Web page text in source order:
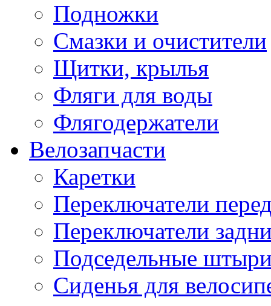
Подножки
Смазки и очистители
Щитки, крылья
Фляги для воды
Флягодержатели
Велозапчасти
Каретки
Переключатели
Переключатели
Подседельные
Сиденья для